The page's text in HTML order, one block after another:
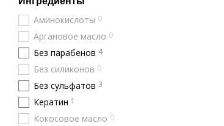
Аминокислоты 0
Аргановое масло 0
Без парабенов 4
Без силиконов 0
Без сульфатов 3
Кератин 1
Кокосовое масло 0